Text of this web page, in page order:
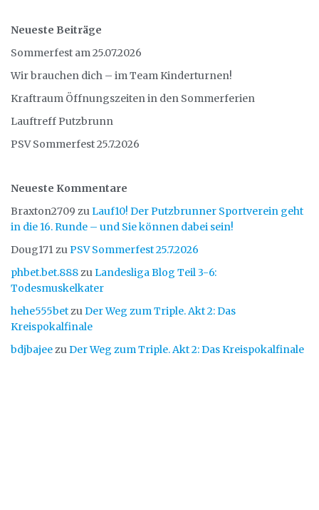
Neueste Beiträge
Sommerfest am 25.07.2026
Wir brauchen dich – im Team Kinderturnen!
Kraftraum Öffnungszeiten in den Sommerferien
Lauftreff Putzbrunn
PSV Sommerfest 25.7.2026
Neueste Kommentare
Braxton2709 zuLauf10! Der Putzbrunner Sportverein geht
in die 16. Runde – und Sie können dabei sein!
Doug171zuPSV Sommerfest 25.7.2026
phbet.bet.888zuLandesliga Blog Teil 3-6:
Todesmuskelkater
hehe555betzuDer Weg zum Triple. Akt 2: Das
Kreispokalfinale
bdjbajeezuDer Weg zum Triple. Akt 2: Das Kreispokalfinale